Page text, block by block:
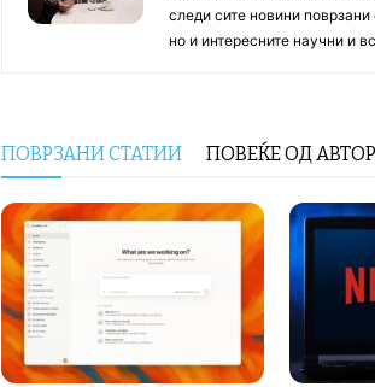
следи сите новини
но и интересните научни и
ПОВРЗАНИ СТАТИИ ПОВЕЌЕ ОД